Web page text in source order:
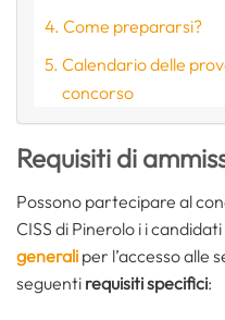
Come prepararsi?
Calendario delle
concorso
Requisiti di
Possono partecipare al
CISS di Pinerolo i i
generali per l’accesso alle
seguenti requisiti specifici: